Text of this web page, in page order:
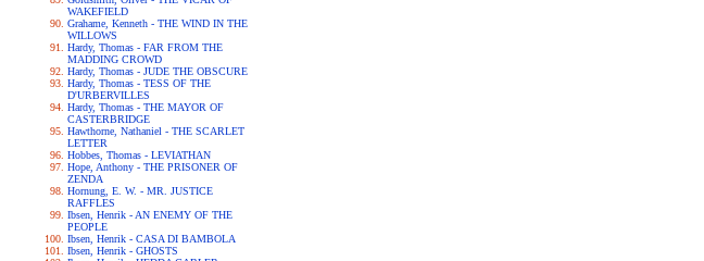
WAKEFIELD
Grahame, Kenneth - THE WIND IN THE
WILLOWS
Hardy, Thomas - FAR FROM THE
MADDING CROWD
Hardy, Thomas - JUDE THE OBSCURE
Hardy, Thomas - TESS OF THE
D'URBERVILLES
Hardy, Thomas - THE MAYOR OF
CASTERBRIDGE
Hawthorne, Nathaniel - THE SCARLET
LETTER
Hobbes, Thomas - LEVIATHAN
Hope, Anthony - THE PRISONER OF
ZENDA
Hornung, E. W. - MR. JUSTICE
RAFFLES
Ibsen, Henrik - AN ENEMY OF THE
PEOPLE
Ibsen, Henrik - CASA DI BAMBOLA
Ibsen, Henrik - GHOSTS